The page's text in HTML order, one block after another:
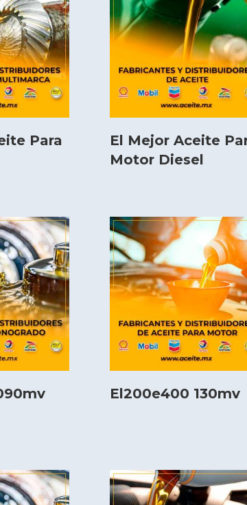
Para
El Mejor Aceite
Motor Diesel
El200e400 130mv